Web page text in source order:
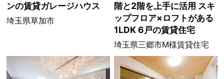
ンの賃貸ガレージハウス
埼玉県草加市
階と2階を上手に活用 スキ
ップフロア×ロフトがある
1LDK 6戸の賃貸住宅
埼玉県三郷市M様賃貸住宅